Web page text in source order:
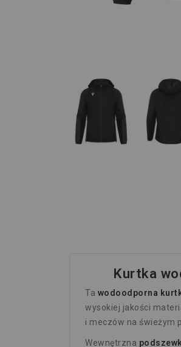
Kurtka
Ta wodoodporna
wysokiej jakości
i meczów na świeżym
Wewnętrzna